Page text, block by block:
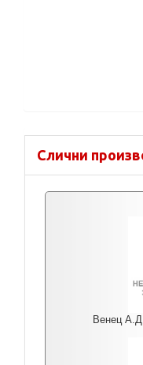
Слични
Венец